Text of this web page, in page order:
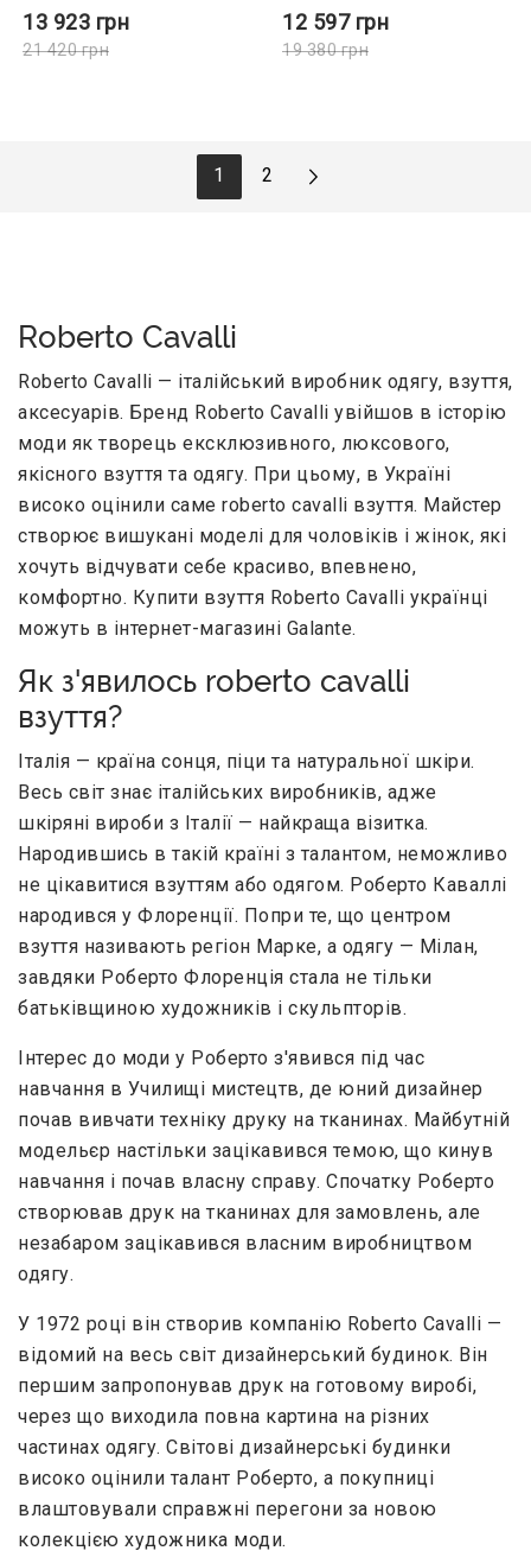
13 923 грн
21 420грн
12 597 грн
19 380грн
1 2
Roberto Cavalli
Roberto Cavalli — італійський виробник одягу, взуття,
аксесуарів. Бренд Roberto Cavalli увійшов в історію
моди як творець ексклюзивного, люксового,
якісного взуття та одягу. При цьому, в Україні
високо оцінили саме roberto cavalli взуття. Майстер
створює вишукані моделі для чоловіків і жінок, які
хочуть відчувати себе красиво, впевнено,
комфортно. Купити взуття Roberto Cavalli українці
можуть в інтернет-магазині Galante.
Як з'явилось roberto cavalli
взуття?
Італія — країна сонця, піци та натуральної шкіри.
Весь світ знає італійських виробників, адже
шкіряні вироби з Італії — найкраща візитка.
Народившись в такій країні з талантом, неможливо
не цікавитися взуттям або одягом. Роберто Каваллі
народився у Флоренції. Попри те, що центром
взуття називають регіон Марке, а одягу — Мілан,
завдяки Роберто Флоренція стала не тільки
батьківщиною художників і скульпторів.
Інтерес до моди у Роберто з'явився під час
навчання в Училищі мистецтв, де юний дизайнер
почав вивчати техніку друку на тканинах. Майбутній
модельєр настільки зацікавився темою, що кинув
навчання і почав власну справу. Спочатку Роберто
створював друк на тканинах для замовлень, але
незабаром зацікавився власним виробництвом
одягу.
У 1972 році він створив компанію Roberto Cavalli —
відомий на весь світ дизайнерський будинок. Він
першим запропонував друк на готовому виробі,
через що виходила повна картина на різних
частинах одягу. Світові дизайнерські будинки
високо оцінили талант Роберто, а покупниці
влаштовували справжні перегони за новою
колекцією художника моди.